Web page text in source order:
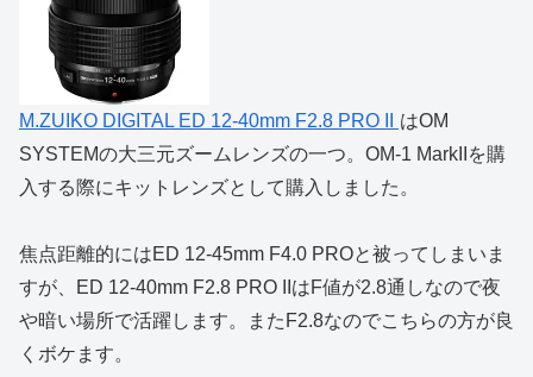
M.ZUIKO DIGITAL ED 12-40mm F2.8 PRO II
はOM
SYSTEMの大三元ズームレンズの一つ。OM-1 MarkIIを購
入する際にキットレンズとして購入しました。
焦点距離的にはED 12-45mm F4.0 PROと被ってしまいま
すが、ED 12-40mm F2.8 PRO IIはF値が2.8通しなので夜
や暗い場所で活躍します。またF2.8なのでこちらの方が良
くボケます。